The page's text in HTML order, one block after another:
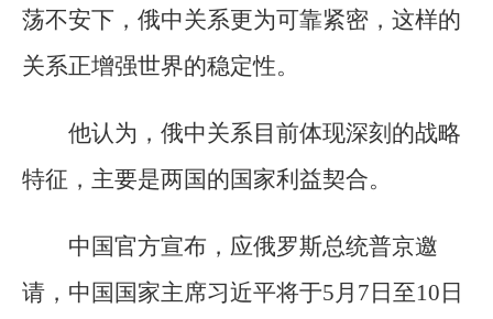
荡不安下，俄中关系更为可靠紧密，这样的
关系正增强世界的稳定性。
他认为，俄中关系目前体现深刻的战略
特征，主要是两国的国家利益契合。
中国官方宣布，应俄罗斯总统普京邀
请，中国国家主席习近平将于5月7日至10日